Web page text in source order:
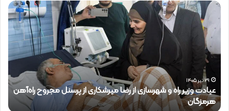
راه‌آهن
ح
و
ر
ذ
ا
۱۵ تیر ۱۴۰۵
حضور دکتر ذاکری در موکب شهدای راه‌آهن